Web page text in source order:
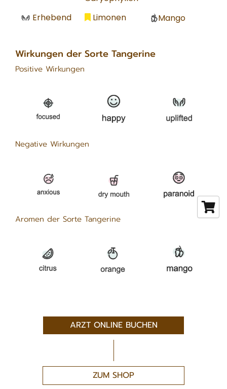
Erhebend Limonen Mango
Wirkungen der Sorte Tangerine
Positive Wirkungen
Negative Wirkungen
Aromen der Sorte Tangerine
ARZT ONLINE BUCHEN
ZUM SHOP